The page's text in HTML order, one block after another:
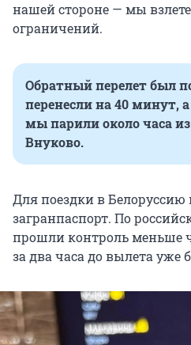
нашей стороне — мы
ограничений.
Обратный перелет был
перенесли на 40 минут,
мы парили около часа
Внуково.
Для поездки в Белоруссию
загранпаспорт. По
прошли контроль меньше
за два часа до вылета уже